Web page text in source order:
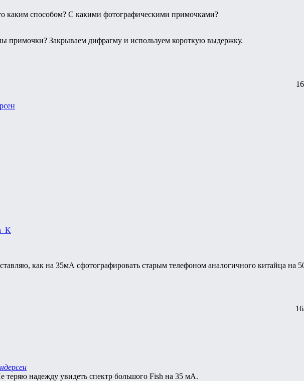
каким способом? С какими фотографическими примочками?
примочки? Закрываем дифрагму и используем короткую выдержку.
как на 35мА сфотографировать старым телефоном аналогичного китайца на
теряю надежду увидеть спектр большого Fish на 35 мА.